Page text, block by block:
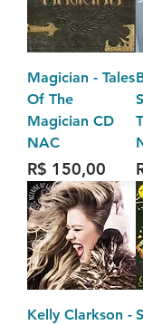
Magician - Tales
Of The
Magician CD
NAC
Preço
R$ 150,00
Kelly Clarkson -